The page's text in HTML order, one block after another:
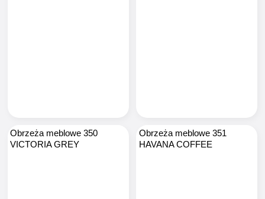
Obrzeża meblowe 350
VICTORIA GREY
Obrzeża meblowe 351
HAVANA COFFEE